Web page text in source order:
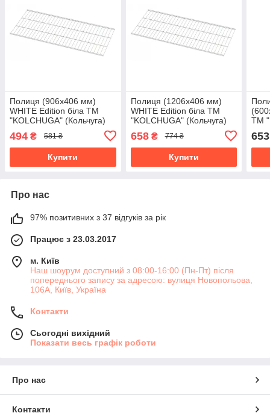
Полиця (906х406 мм)
WHITE Edition біла ТМ
"KOLCHUGA" (Кольчуга)
494 ₴ 581 ₴
Купити
Полиця (1206х406 мм)
WHITE Edition біла ТМ
"KOLCHUGA" (Кольчуга)
658₴ 774 ₴
Купити
ТМ
653
Про нас
97% позитивних з 37 відгуків за рік
Працює з 23.03.2017
м. Київ
Наш шоурум доступний з 08:00-16:00 (Пн-Пт) після
попереднього запису за адресою: вулиця Новопольова,
106А, Київ, Україна
Контакти
Сьогодні вихідний
Показати весь графік роботи
Про нас
Контакти